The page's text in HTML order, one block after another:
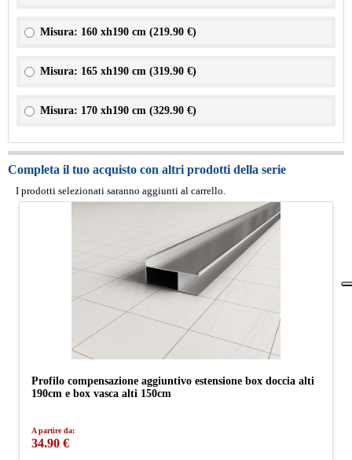
Misura: 160 xh190 cm (219.90 €)
Misura: 165 xh190 cm (319.90 €)
Misura: 170 xh190 cm (329.90 €)
Completa il tuo acquisto con altri prodotti della serie
I prodotti selezionati saranno aggiunti al carrello.
Profilo compensazione aggiuntivo estensione box doccia alti
190cm e box vasca alti 150cm
A partire da:
34.90 €